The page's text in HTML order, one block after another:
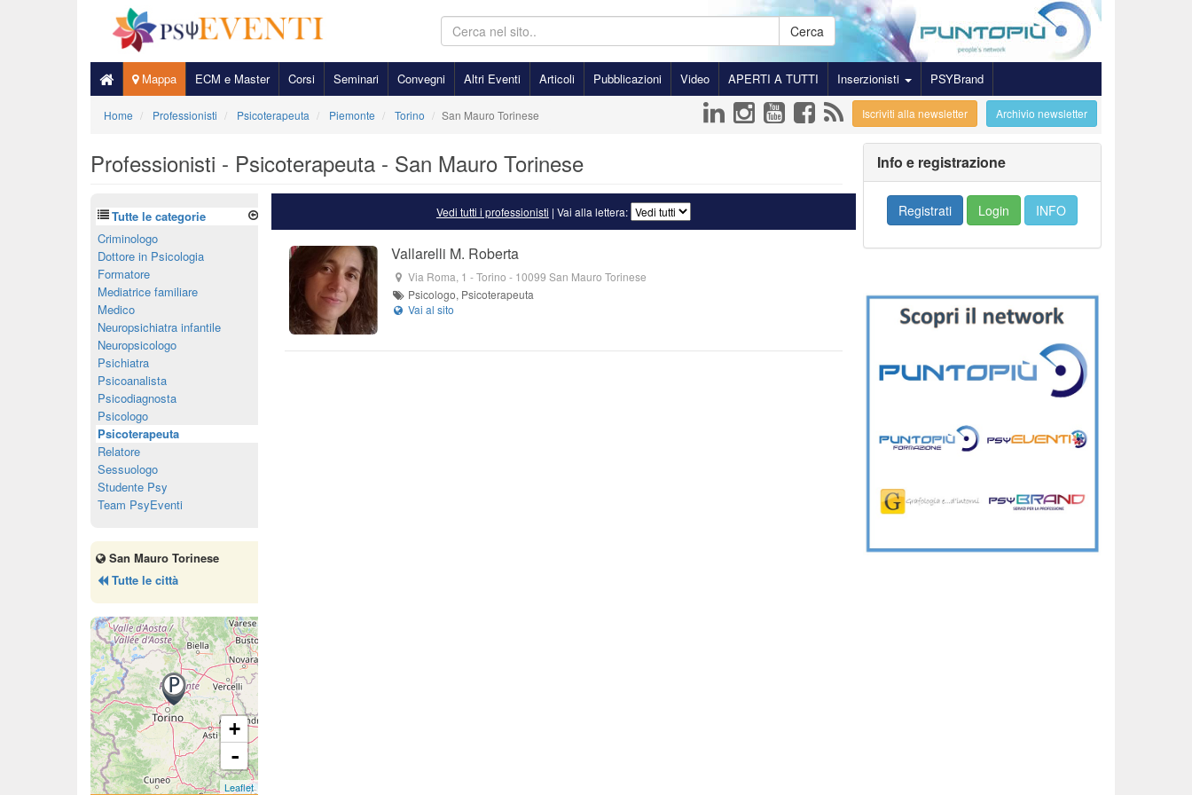
Cerca
Mappa ECM e Master Corsi Seminari Convegni Altri Eventi Articoli Pubblicazioni Video APERTI A TUTTI Inserzionisti PSYBrand
Home Professionisti Psicoterapeuta Piemonte Torino San Mauro Torinese Archivio newsletter
Iscriviti alla newsletter
Professionisti - Psicoterapeuta - San Mauro Torinese
Vedi tutti i professionisti | Vai alla lettera:
Vallarelli M. Roberta
Via Roma, 1 - Torino - 10099 San Mauro Torinese
Psicologo, Psicoterapeuta
Tutte le categorie
Criminologo
Dottore in Psicologia
Formatore
Mediatrice familiare
Medico
Neuropsichiatra infantile
Neuropsicologo
Psichiatra
Psicoanalista
Psicodiagnosta
Psicologo
Psicoterapeuta
Relatore
Sessuologo
Studente Psy
Team PsyEventi
San Mauro Torinese
Tutte le città
+
-
Leaflet
Info e registrazione
Registrati Login INFO